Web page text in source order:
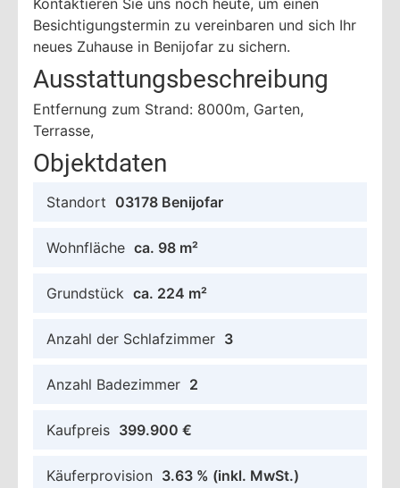
Kontaktieren Sie uns noch heute, um einen
Besichtigungstermin zu vereinbaren und sich Ihr
neues Zuhause in Benijofar zu sichern.
Ausstattungsbeschreibung
Entfernung zum Strand: 8000m, Garten,
Terrasse,
Objektdaten
Standort 03178 Benijofar
Wohnfläche ca. 98 m²
Grundstück ca. 224 m²
Anzahl der Schlafzimmer 3
Anzahl Badezimmer 2
Kaufpreis 399.900 €
Käuferprovision 3.63 % (inkl. MwSt.)